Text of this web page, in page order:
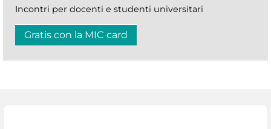
Incontri per docenti e studenti universitari
Gratis con la MIC card